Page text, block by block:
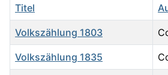
Titel
Volkszählung 1803
Volkszählung 1835